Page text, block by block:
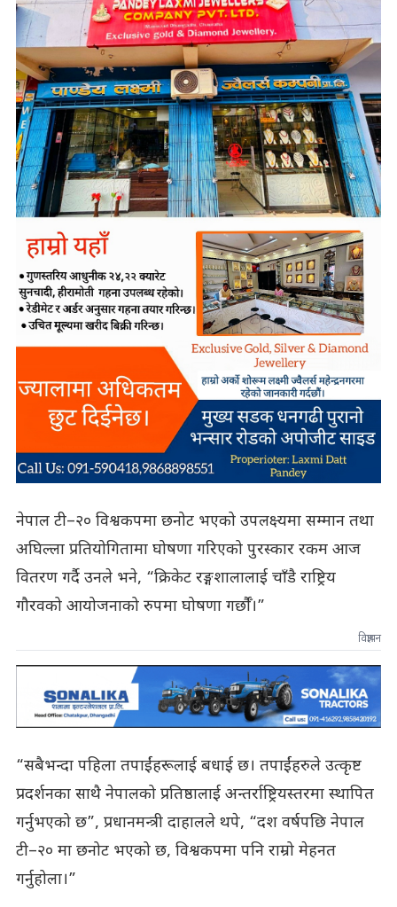
नेपाल टी–२० विश्वकपमा छनोट भएको उपलक्ष्यमा सम्मान तथा
अघिल्ला प्रतियोगितामा घोषणा गरिएको पुरस्कार रकम आज
वितरण गर्दै उनले भने, “क्रिकेट रङ्गशालालाई चाँडै राष्ट्रिय
गौरवको आयोजनाको रुपमा घोषणा गर्छौँ।”
विज्ञापन
“सबैभन्दा पहिला तपाईंहरूलाई बधाई छ। तपाईंहरुले उत्कृष्ट
प्रदर्शनका साथै नेपालको प्रतिष्ठालाई अन्तर्राष्ट्रियस्तरमा स्थापित
गर्नुभएको छ”, प्रधानमन्त्री दाहालले थपे, “दश वर्षपछि नेपाल
टी–२० मा छनोट भएको छ, विश्वकपमा पनि राम्रो मेहनत
गर्नुहोला।”